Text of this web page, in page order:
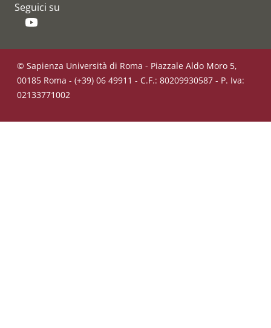
Seguici su
© Sapienza Università di Roma - Piazzale Aldo Moro 5,
00185 Roma - (+39) 06 49911 - C.F.: 80209930587 - P. Iva:
02133771002